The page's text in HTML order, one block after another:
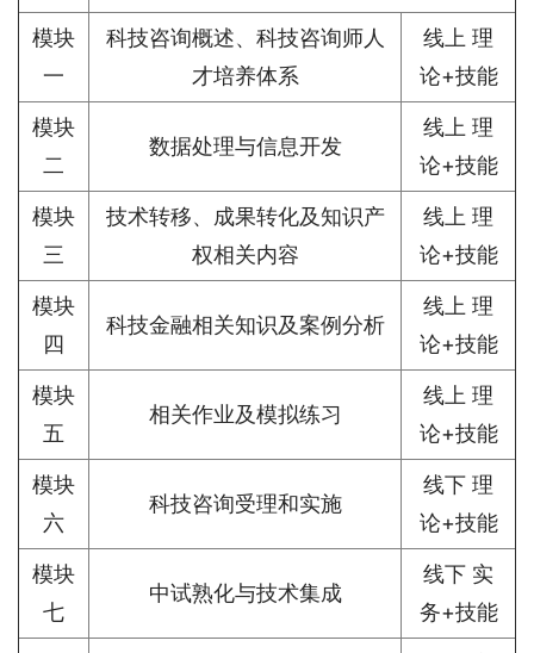
模块
一
科技咨询概述、科技咨询师人
才培养体系
线上 理
论+技能
模块
二
数据处理与信息开发
线上 理
论+技能
模块
三
技术转移、成果转化及知识产
权相关内容
线上 理
论+技能
模块
四
科技金融相关知识及案例分析
线上 理
论+技能
模块
五
相关作业及模拟练习
线上 理
论+技能
模块
六
科技咨询受理和实施
线下 理
论+技能
模块
七
中试熟化与技术集成
线下 实
务+技能